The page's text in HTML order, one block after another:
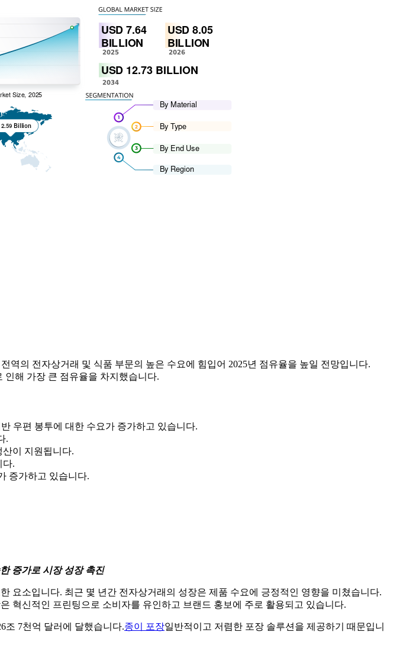
역의 전자상거래 및 식품 부문의 높은 수요에 힘입어 2025년 점유율을 높일 전망입니다.
인해 가장 큰 점유율을 차지했습니다.
우편 봉투에 대한 수요가 증가하고 있습니다.
.
산이 지원됩니다.
다.
증가하고 있습니다.
증가로 시장 성장 촉진
요소입니다. 최근 몇 년간 전자상거래의 성장은 제품 수요에 긍정적인 영향을 미쳤습니다.
혁신적인 프린팅으로 소비자를 유인하고 브랜드 홍보에 주로 활용되고 있습니다.
조 7천억 달러에 달했습니다.종이 포장일반적이고 저렴한 포장 솔루션을 제공하기 때문입니